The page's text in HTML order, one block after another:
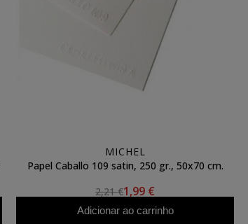
MICHEL
Papel Caballo 109 satin, 250 gr., 50x70 cm.
2,21 €1,99 €
Adicionar ao carrinho